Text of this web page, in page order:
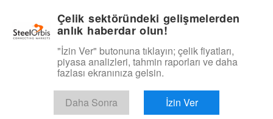
Hurda ve Hammadde
Ücretsiz Deneyin
Çelik sektöründeki gelişmelerden
anlık haberdar olun!
"İzin Ver" butonuna tıklayın; çelik fiyatları,
piyasa analizleri, tahmin raporları ve daha
fazlası ekranınıza gelsin.
Daha Sonra İzin Ver